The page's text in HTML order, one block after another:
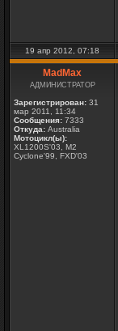
19 апр 2012, 07:18
MadMax
АДМИНИСТРАТОР
Зарегистрирован: 31
мар 2011, 11:34
Сообщения: 7333
Откуда: Australia
Мотоцикл(ы):
XL1200S'03, M2
Cyclone'99, FXD'03